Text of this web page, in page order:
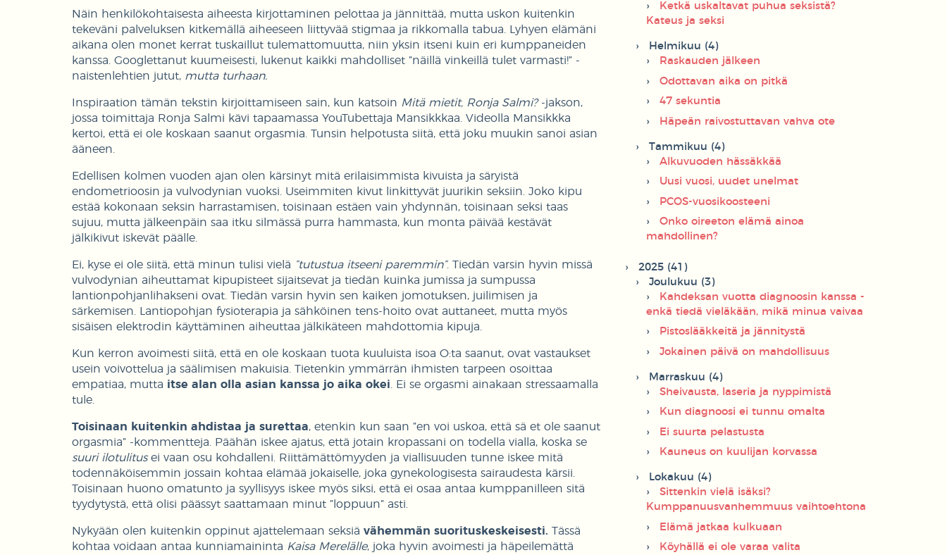
Näin henkilökohtaisesta aiheesta kirjottaminen pelottaa ja jännittää, mutta uskon kuitenkin
tekeväni palveluksen kitkemällä aiheeseen liittyvää stigmaa ja rikkomalla tabua. Lyhyen elämäni
aikana olen monet kerrat tuskaillut tulemattomuutta, niin yksin itseni kuin eri kumppaneiden
kanssa. Googlettanut kuumeisesti, lukenut kaikki mahdolliset ”näillä vinkeillä tulet varmasti!” -
naistenlehtien jutut, mutta turhaan.
Inspiraation tämän tekstin kirjoittamiseen sain, kun katsoin Mitä mietit, Ronja Salmi?-jakson,
jossa toimittaja Ronja Salmi kävi tapaamassa YouTubettaja Mansikkkaa. Videolla Mansikkka
kertoi, että ei ole koskaan saanut orgasmia. Tunsin helpotusta siitä, että joku muukin sanoi asian
ääneen.
Edellisen kolmen vuoden ajan olen kärsinyt mitä erilaisimmista kivuista ja säryistä
endometrioosin ja vulvodynian vuoksi. Useimmiten kivut linkittyvät juurikin seksiin. Joko kipu
estää kokonaan seksin harrastamisen, toisinaan estäen vain yhdynnän, toisinaan seksi taas
sujuu, mutta jälkeenpäin saa itku silmässä purra hammasta, kun monta päivää kestävät
jälkikivut iskevät päälle.
Ei, kyse ei ole siitä, että minun tulisi vielä ”tutustua itseeni paremmin”. Tiedän varsin hyvin missä
vulvodynian aiheuttamat kipupisteet sijaitsevat ja tiedän kuinka jumissa ja sumpussa
lantionpohjanlihakseni ovat. Tiedän varsin hyvin sen kaiken jomotuksen, juilimisen ja
särkemisen. Lantiopohjan fysioterapia ja sähköinen tens-hoito ovat auttaneet, mutta myös
sisäisen elektrodin käyttäminen aiheuttaa jälkikäteen mahdottomia kipuja.
Kun kerron avoimesti siitä, että en ole koskaan tuota kuuluista isoa O:ta saanut, ovat vastaukset
usein voivottelua ja säälimisen makuisia. Tietenkin ymmärrän ihmisten tarpeen osoittaa
empatiaa, mutta itse alan olla asian kanssa jo aika okei . Ei se orgasmi ainakaan stressaamalla
tule.
Toisinaan kuitenkin ahdistaa ja surettaa, etenkin kun saan ”en voi uskoa, että sä et ole saanut
orgasmia” -kommentteja. Päähän iskee ajatus, että jotain kropassani on todella vialla, koska se
suuri ilotulitusei vaan osu kohdalleni. Riittämättömyyden ja viallisuuden tunne iskee mitä
todennäköisemmin jossain kohtaa elämää jokaiselle, joka gynekologisesta sairaudesta kärsii.
Toisinaan huono omatunto ja syyllisyys iskee myös siksi, että ei osaa antaa kumppanilleen sitä
tyydytystä, että olisi päässyt saattamaan minut ”loppuun” asti.
Nykyään olen kuitenkin oppinut ajattelemaan seksiä vähemmän suorituskeskeisesti. Tässä
kohtaa voidaan antaa kunniamaininta Kaisa Merelälle, joka hyvin avoimesti ja häpeilemättä
Ketkä uskaltavat puhua seksistä?
Kateus ja seksi
Helmikuu (4)
Raskauden jälkeen
Odottavan aika on pitkä
47 sekuntia
Häpeän raivostuttavan vahva ote
Tammikuu (4)
Alkuvuoden hässäkkää
Uusi vuosi, uudet unelmat
PCOS-vuosikoosteeni
Onko oireeton elämä ainoa
mahdollinen?
2025 (41)
Joulukuu (3)
Kahdeksan vuotta diagnoosin kanssa -
enkä tiedä vieläkään, mikä minua vaivaa
Pistoslääkkeitä ja jännitystä
Jokainen päivä on mahdollisuus
Marraskuu (4)
Sheivausta, laseria ja nyppimistä
Kun diagnoosi ei tunnu omalta
Ei suurta pelastusta
Kauneus on kuulijan korvassa
Lokakuu (4)
Sittenkin vielä isäksi?
Kumppanuusvanhemmuus vaihtoehtona
Elämä jatkaa kulkuaan
Köyhällä ei ole varaa valita